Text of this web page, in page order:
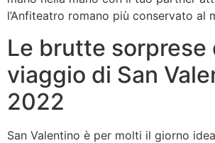
l’Anfiteatro romano più conservato al
Le brutte sorprese
viaggio di San
2022
San Valentino è per molti il giorno